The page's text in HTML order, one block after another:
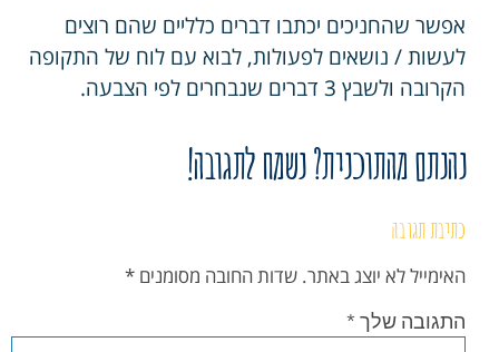
אפשר שהחניכים יכתבו דברים כלליים שהם רוצים
לעשות / נושאים לפעולות, לבוא עם לוח של התקופה
הקרובה ולשבץ 3 דברים שנבחרים לפי הצבעה.
נהנתם מהתוכנית? נשמח לתגובה!
כתיבת תגובה
האימייל לא יוצג באתר. שדות החובה מסומנים *
התגובה שלך *